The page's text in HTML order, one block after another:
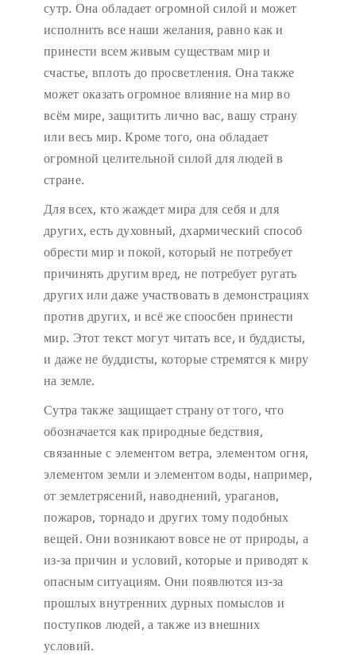
сутр. Она обладает огромной силой и может
исполнить все наши желания, равно как и
принести всем живым существам мир и
счастье, вплоть до просветления. Она также
может оказать огромное влияние на мир во
всём мире, защитить лично вас, вашу страну
или весь мир. Кроме того, она обладает
огромной целительной силой для людей в
стране.
Для всех, кто жаждет мира для себя и для
других, есть духовный, дхармический способ
обрести мир и покой, который не потребует
причинять другим вред, не потребует ругать
других или даже участвовать в демонстрациях
против других, и всё же споосбен принести
мир. Этот текст могут читать все, и буддисты,
и даже не буддисты, которые стремятся к миру
на земле.
Сутра также защищает страну от того, что
обозначается как природные бедствия,
связанные с элементом ветра, элементом огня,
элементом земли и элементом воды, например,
от землетрясений, наводнений, ураганов,
пожаров, торнадо и других тому подобных
вещей. Они возникают вовсе не от природы, а
из-за причин и условий, которые и приводят к
опасным ситуациям. Они появлются из-за
прошлых внутренних дурных помыслов и
поступков людей, а также из внешних
условий.